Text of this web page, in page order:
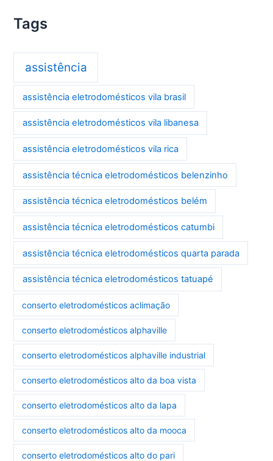
Tags
assistência
assistência eletrodomésticos vila brasil
assistência eletrodomésticos vila libanesa
assistência eletrodomésticos vila rica
assistência técnica eletrodomésticos belenzinho
assistência técnica eletrodomésticos belém
assistência técnica eletrodomésticos catumbi
assistência técnica eletrodomésticos quarta parada
assistência técnica eletrodomésticos tatuapé
conserto eletrodomésticos aclimação
conserto eletrodomésticos alphaville
conserto eletrodomésticos alphaville industrial
conserto eletrodomésticos alto da boa vista
conserto eletrodomésticos alto da lapa
conserto eletrodomésticos alto da mooca
conserto eletrodomésticos alto do pari